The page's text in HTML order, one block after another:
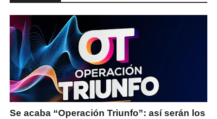
Se acaba “Operación Triunfo”: así serán los